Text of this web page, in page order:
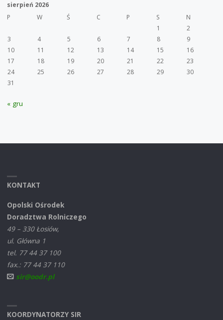
sierpień 2026
P
W Ś C P S
N
1
2
3
4 5 6 7 8
9
10
11 12 13 14 15
16
17
18 19 20 21 22
23
24
25 26 27 28 29
30
31
« gru
KONTAKT
Opolski Ośrodek
Doradztwa Rolniczego
49 – 330 Łosiów,
ul. Główna 1
tel. 77 44 37 100
fax.: 77 44 37 110
sir@oodr.pl
KOORDYNATORZY SIR